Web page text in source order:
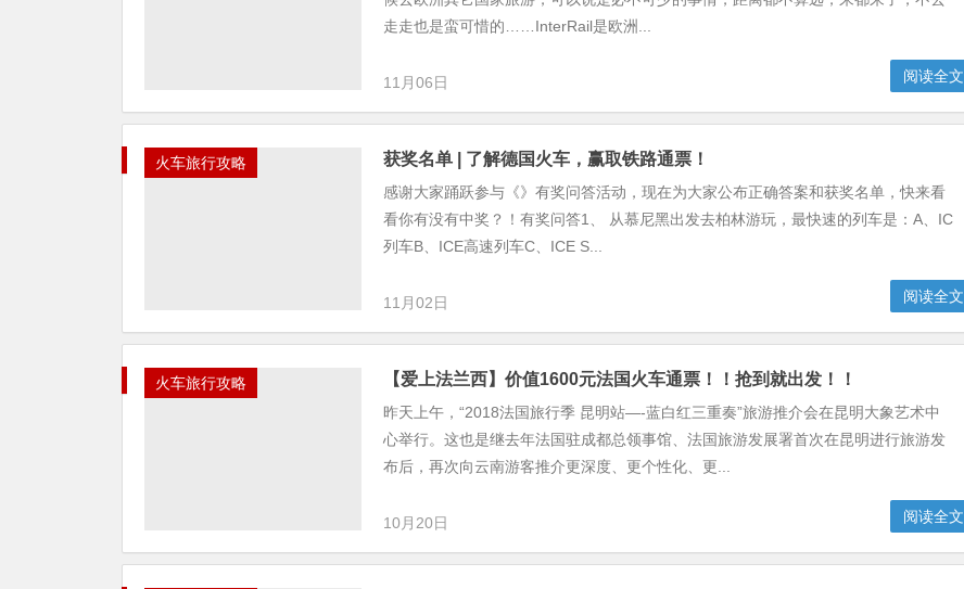
走走也是蛮可惜的……InterRail是欧洲...
11月06日 阅读全文
火车旅行攻略 获奖名单 | 了解德国火车，赢取铁路通票！
感谢大家踊跃参与《》有奖问答活动，现在为大家公布正确答案和获奖名单，快来看
看你有没有中奖？！有奖问答1、 从慕尼黑出发去柏林游玩，最快速的列车是：A、IC
列车B、ICE高速列车C、ICE S...
11月02日 阅读全文
火车旅行攻略 【爱上法兰西】价值1600元法国火车通票！！抢到就出发！！
昨天上午，“2018法国旅行季 昆明站—-蓝白红三重奏”旅游推介会在昆明大象艺术中
心举行。这也是继去年法国驻成都总领事馆、法国旅游发展署首次在昆明进行旅游发
布后，再次向云南游客推介更深度、更个性化、更...
10月20日 阅读全文